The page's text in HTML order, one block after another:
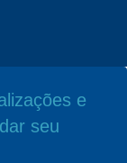
e
seu